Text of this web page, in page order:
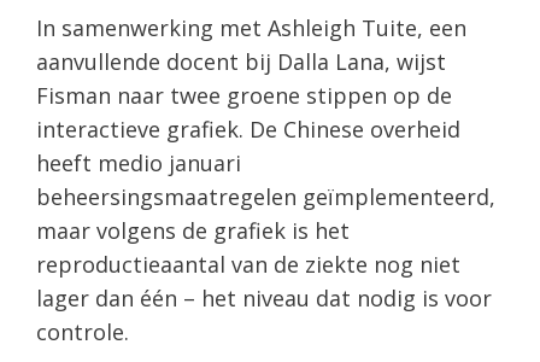
In samenwerking met Ashleigh Tuite, een
aanvullende docent bij Dalla Lana, wijst
Fisman naar twee groene stippen op de
interactieve grafiek. De Chinese overheid
heeft medio januari
beheersingsmaatregelen geïmplementeerd,
maar volgens de grafiek is het
reproductieaantal van de ziekte nog niet
lager dan één – het niveau dat nodig is voor
controle.